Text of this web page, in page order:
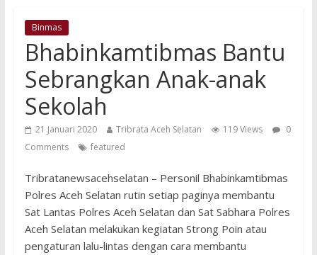
Binmas
Bhabinkamtibmas Bantu
Sebrangkan Anak-anak
Sekolah
21 Januari 2020 Tribrata Aceh Selatan 119 Views
0
Comments
featured
Tribratanewsacehselatan – Personil Bhabinkamtibmas
Polres Aceh Selatan rutin setiap paginya membantu
Sat Lantas Polres Aceh Selatan dan Sat Sabhara Polres
Aceh Selatan melakukan kegiatan Strong Poin atau
pengaturan lalu-lintas dengan cara membantu